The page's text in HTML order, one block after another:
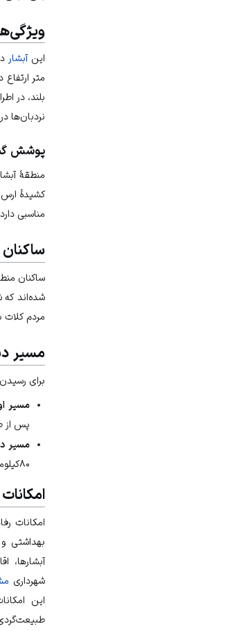
اینآبشار
متر ارتفاع
بلند، در
نردبان‌ها
پوشش
منطقهٔ
کشیدهٔ ارس
مناسبی
ساکنان
شده‌اند که
مردم کلات
مسیر
برای
مسیر
پس از طی ۱۴۵کیلومتر، بعد از شهر کلات، به‌سمت چپ
مسیر
۸۰کیلومتر است. این مسیر، دارای پیچ‌وخم‌های بسیار و گردنه‌های سختی است.
امکانات
بهداشتی
شهرداری
این